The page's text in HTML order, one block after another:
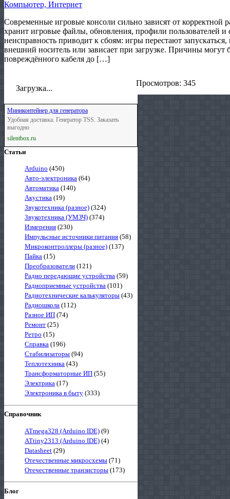
Компьютер, Интернет
Современные игровые консоли сильно зависят от корректной
хранит игровые файлы, обновления, профили пользователей
неисправность приводит к сбоям: игры перестают
внешний носитель или зависает при загрузке. Причины
повреждённого кабеля до […]
Загрузка...
Просмотров: 345
Миниконтейнер для генератора
Удобная доставка. Генератор TSS. Заказать
выгодно
silentbox.ru
Статьи
Arduino (450)
Авто-электроника (64)
Автоматика (140)
Акустика (19)
Звукотехника (разное) (324)
Звукотехника (УМЗЧ) (374)
Измерения (230)
Импульсные источники питания (58)
Микроконтроллеры (разное) (137)
Пайка (15)
Преобразователи (121)
Радио передающие устройства (59)
Радиоприемные устройства (101)
Радиотехнические калькуляторы (43)
Радиошкола (112)
Разное ИП (74)
Ремонт (25)
Ретро (15)
Справка (196)
Стабилизаторы (94)
Теплотехника (43)
Трансформаторные ИП (55)
Электрика (17)
Электроника в быту (333)
Справочник
ATmega328 (Arduino IDE) (9)
ATtiny2313 (Arduino IDE) (4)
Datasheet (29)
Отечественные микросхемы (71)
Отечественные транзисторы (173)
Блог